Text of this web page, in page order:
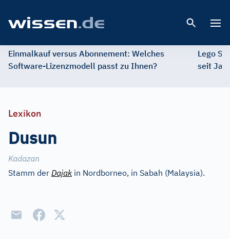
Einmalkauf versus Abonnement: Welches
Software-Lizenzmodell passt zu Ihnen?
Lego
seit
Lexikon
Dusun
Kadazan
Stamm der Dajakin Nordborneo, in Sabah (Malaysia).